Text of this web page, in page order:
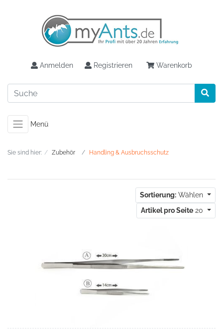
Anmelden Registrieren Warenkorb
Menü
Sie sind hier: Zubehör Handling & Ausbruchsschutz
Sortierung: Wählen
Artikel pro Seite 20